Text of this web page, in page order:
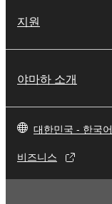
지원
야마하 소개
대한민국 - 한국어
비즈니스